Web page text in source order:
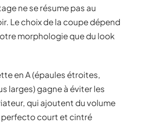
ne se résume pas au
Le choix de la coupe dépend
morphologie que du look
en A (épaules étroites,
larges) gagne à éviter les
qui ajoutent du volume
perfecto court et cintré